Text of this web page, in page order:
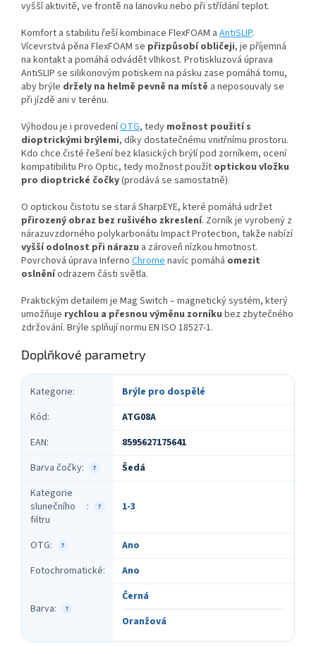
vyšší aktivitě, ve frontě na lanovku nebo při střídání teplot.
Komfort a stabilitu řeší kombinace FlexFOAM a AntiSLIP.
Vícevrstvá pěna FlexFOAM se přizpůsobí obličeji, je příjemná
na kontakt a pomáhá odvádět vlhkost. Protiskluzová úprava
AntiSLIP se silikonovým potiskem na pásku zase pomáhá tomu,
aby brýle držely na helmě pevně na místě a neposouvaly se
při jízdě ani v terénu.
Výhodou je i provedeníOTG, tedy možnost použití s
dioptrickými brýlemi, díky dostatečnému vnitřnímu prostoru.
Kdo chce čisté řešení bez klasických brýlí pod zorníkem, ocení
kompatibilitu Pro Optic, tedy možnost použít optickou vložku
pro dioptrické čočky(prodává se samostatně).
O optickou čistotu se stará SharpEYE, které pomáhá udržet
přirozený obraz bez rušivého zkreslení. Zorník je vyrobený z
nárazuvzdorného polykarbonátu Impact Protection, takže nabízí
vyšší odolnost při nárazu a zároveň nízkou hmotnost.
Povrchová úprava Inferno Chrome navíc pomáhá omezit
oslněníodrazem části světla.
Praktickým detailem je Mag Switch – magnetický systém, který
umožňuje rychlou a přesnou výměnu zorníku bez zbytečného
zdržování. Brýle splňují normu EN ISO 18527-1.
Doplňkové parametry
Kategorie:
Brýle pro dospělé
Kód:
ATG08A
EAN: 8595627175641
?
Barva čočky: Šedá
?
Kategorie
slunečního
filtru
: 1-3
?
OTG:
Ano
Fotochromatické: Ano
?
Barva:
Černá
Oranžová